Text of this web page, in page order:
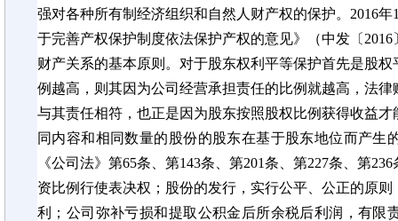
强对各种所有制经济组织和自然人财产权的保护。2016
于完善产权保护制度依法保护产权的意见》（中发〔
财产关系的基本原则。对于股东权利平等保护首先是股
例越高，则其因为公司经营承担责任的比例就越高，法律
与其责任相符，也正是因为股东按照股权比例获得收益
同内容和相同数量的股份的股东在基于股东地位而产生
《公司法》第65条、第143条、第201条、第227条、第
资比例行使表决权；股份的发行，实行公平、公正的原
利；公司弥补亏损和提取公积金后所余税后利润，有限